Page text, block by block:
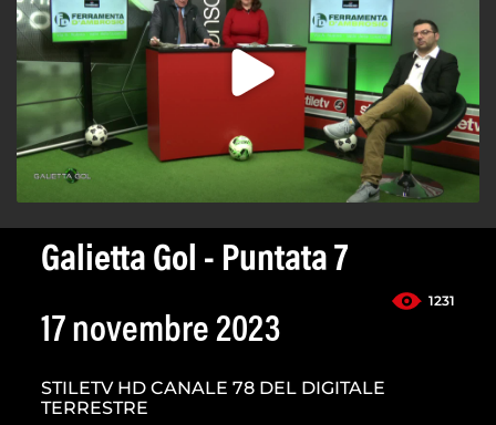
Galietta Gol - Puntata 7
1231
17 novembre 2023
STILETV HD CANALE 78 DEL DIGITALE
TERRESTRE